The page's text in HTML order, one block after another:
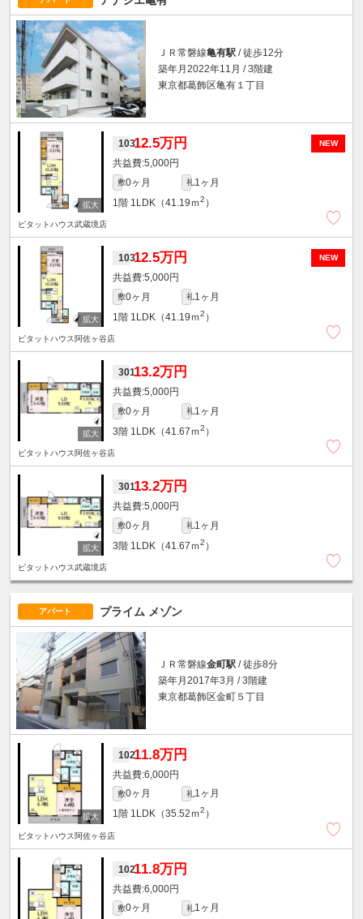
ＪＲ常磐線亀有駅 / 徒歩12分
築年月2022年11月 / 3階建
東京都葛飾区亀有１丁目
NEW
10312.5万円
5,000円
敷0ヶ月 礼1ヶ月
1階 1LDK（41.19ｍ2 ）
ピタットハウス武蔵境店
NEW
10312.5万円
5,000円
敷0ヶ月 礼1ヶ月
1階 1LDK（41.19ｍ2 ）
ピタットハウス阿佐ヶ谷店
30113.2万円
5,000円
敷0ヶ月 礼1ヶ月
3階 1LDK（41.67ｍ2 ）
ピタットハウス阿佐ヶ谷店
30113.2万円
5,000円
敷0ヶ月 礼1ヶ月
3階 1LDK（41.67ｍ2 ）
ピタットハウス武蔵境店
アパート プライム メゾン
ＪＲ常磐線金町駅 / 徒歩8分
築年月2017年3月 / 3階建
東京都葛飾区金町５丁目
10211.8万円
6,000円
敷0ヶ月 礼1ヶ月
1階 1LDK（35.52ｍ2 ）
ピタットハウス阿佐ヶ谷店
10211.8万円
6,000円
敷0ヶ月 礼1ヶ月